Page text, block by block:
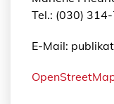
Tel.: (030)
E-Mail: